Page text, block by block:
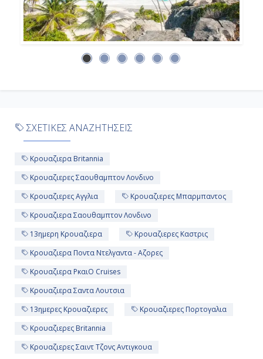
-
Εν Πλω
Εν Πλω
ΣΧΕΤΙΚΕΣ ΑΝΑΖΗΤΗΣΕΙΣ
Κρουαζιερα Britannia
Κρουαζιερες Σαουθαμπτον Λονδινο
Κρουαζιερες Αγγλια
Κρουαζιερες Μπαρμπαντος
Κρουαζιερα Σαουθαμπτον Λονδινο
13ημερη Κρουαζιερα
Κρουαζιερες Καστρις
Κρουαζιερα Ποντα Ντελγαντα - Αζορες
Κρουαζιερα PκαιO Cruises
Κρουαζιερα Σαντα Λουτσια
13ημερες Κρουαζιερες
Κρουαζιερες Πορτογαλια
Κρουαζιερες Britannia
Κρουαζιερες Σαιντ Τζονς Αντιγκουα